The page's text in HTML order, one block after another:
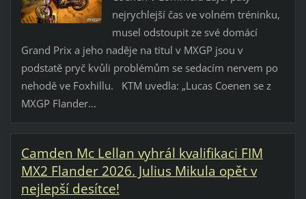
nejrychlejší čas ve volném tréninku,
musel odstoupit ze své domácí
Grand Prix a jeho naděje na titul v MXGP jsou v
podstatě pryč kvůli problémům se sedacím nervem po
nehodě ve Foxhillu. KTM uvedla: „Lucas Coenen se z
MXGP Flander...
Camden Mc Lellan vyhrál kvalifikaci FIM
MX2 Flander 2026. Julius Mikula opět v
nejlepší desítce!